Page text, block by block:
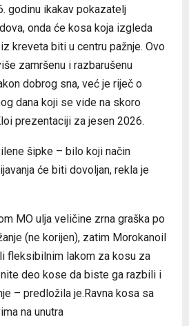
godinu ikakav pokazatelj
onda će kosa koja izgleda
kreveta biti u centru pažnje. Ovo
zamršenu i razbarušenu
dobrog sna, već je riječ o
dana koji se vide na skoro
prezentaciji za jesen 2026.
šipke – bilo koji način
će biti dovoljan, rekla je
MO ulja veličine zrna graška po
(ne korijen), zatim Morokanoil
fleksibilnim lakom za kosu za
deo kose da biste ga razbili i
– predložila je.Ravna kosa sa
na unutra